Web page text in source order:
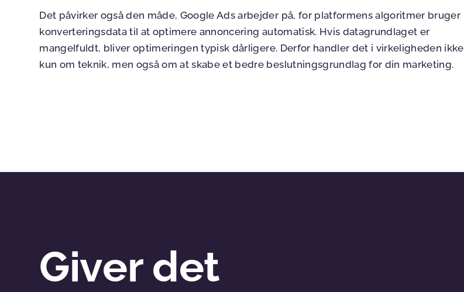
Det påvirker også den måde, Google Ads arbejder på, for platformens algoritmer bruger
konverteringsdata til at optimere annoncering automatisk. Hvis datagrundlaget er
mangelfuldt, bliver optimeringen typisk dårligere. Derfor handler det i virkeligheden ikke
kun om teknik, men også om at skabe et bedre beslutningsgrundlag for din marketing.
Giver det